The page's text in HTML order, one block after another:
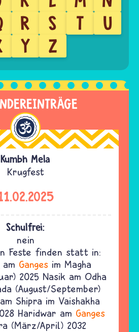
R S T
U
Y Z
Kumbh Mela
Krugfest
Schulfrei:
nein
Feste finden statt in:
Ganges im Magha
2025 Nasik am Odha
(August/September)
Shipra im Vaishakha
Haridwar am Ganges
(März/April) 2032